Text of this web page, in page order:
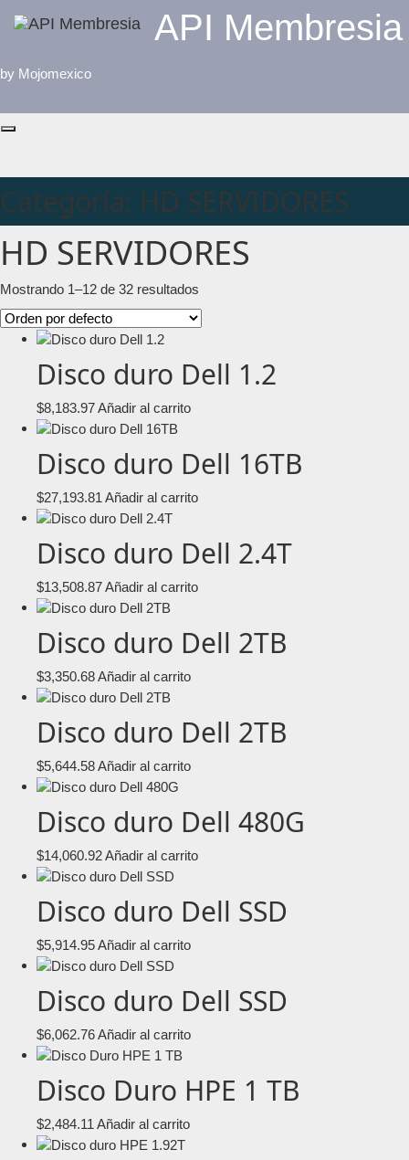
API Membresia
by Mojomexico
Categoría: HD SERVIDORES
HD SERVIDORES
Mostrando 1–12 de 32 resultados
Disco duro Dell 1.2
$8,183.97Añadir al carrito
Disco duro Dell 16TB
$27,193.81 Añadir al carrito
Disco duro Dell 2.4T
$13,508.87Añadir al carrito
Disco duro Dell 2TB
$3,350.68Añadir al carrito
Disco duro Dell 2TB
$5,644.58Añadir al carrito
Disco duro Dell 480G
$14,060.92Añadir al carrito
Disco duro Dell SSD
$5,914.95Añadir al carrito
Disco duro Dell SSD
$6,062.76Añadir al carrito
Disco Duro HPE 1 TB
$2,484.11 Añadir al carrito